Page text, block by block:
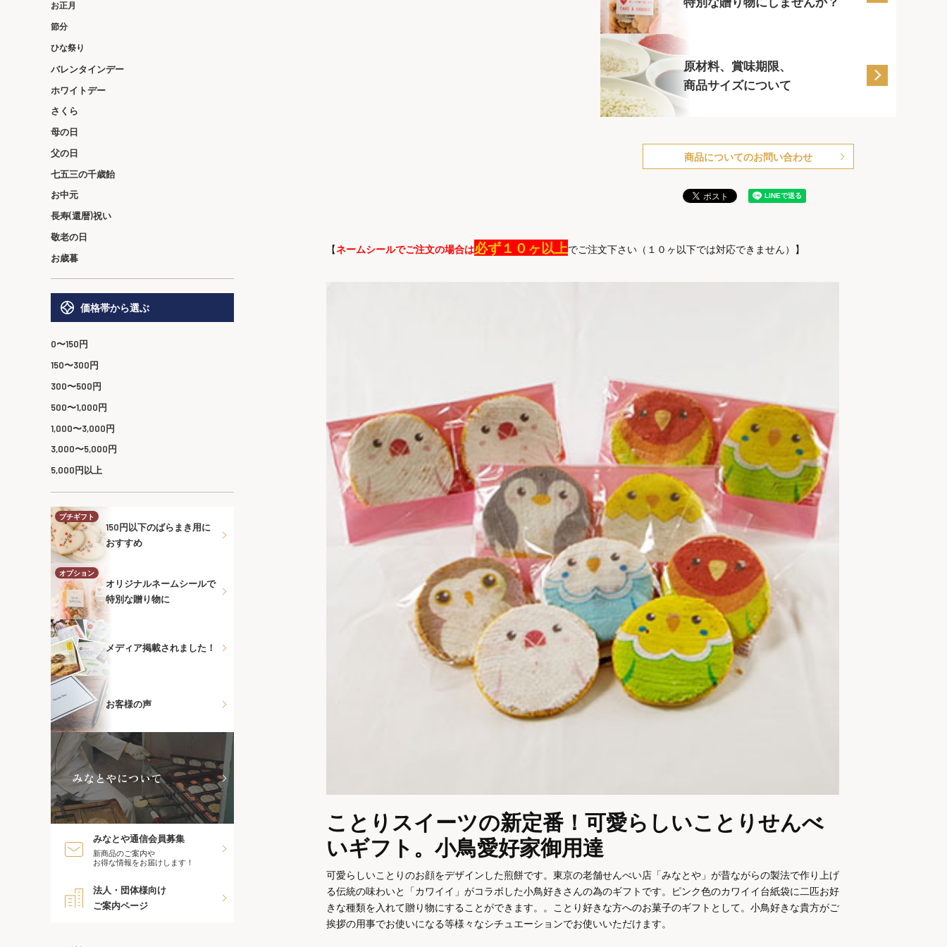
お正月
節分
ひな祭り
バレンタインデー
ホワイトデー
さくら
母の日
父の日
七五三の千歳飴
お中元
長寿(還暦)祝い
敬老の日
お歳暮
価格帯から選ぶ
0〜150円
150〜300円
300〜500円
500〜1,000円
1,000〜3,000円
3,000〜5,000円
5,000円以上
プチギフト
150円以下のばらまき用に
おすすめ
オプション
オリジナルネームシールで
特別な贈り物に
メディア掲載されました！
お客様の声
みなとやについて
みなとや通信会員募集
新商品のご案内や
お得な情報をお届けします！
法人・団体様向け
ご案内ページ
原材料、賞味期限、
商品サイズについて
商品についてのお問い合わせ
【ネームシールでご注文の場合は必ず１０ヶ以上でご注文下さい（１０ヶ以下では対応できません）】
ことりスイーツの新定番！可愛らしいことりせんべ
いギフト。小鳥愛好家御用達
可愛らしいことりのお顔をデザインした煎餅です。東京の老舗せんべい店「みなとや」が昔ながらの製法で作り上げ
る伝統の味わいと「カワイイ」がコラボした小鳥好きさんの為のギフトです。ピンク色のカワイイ台紙袋に二匹お好
きな種類を入れて贈り物にすることができます。。ことり好きな方へのお菓子のギフトとして。小鳥好きな貴方がご
挨拶の用事でお使いになる等様々なシチュエーションでお使いいただけます。